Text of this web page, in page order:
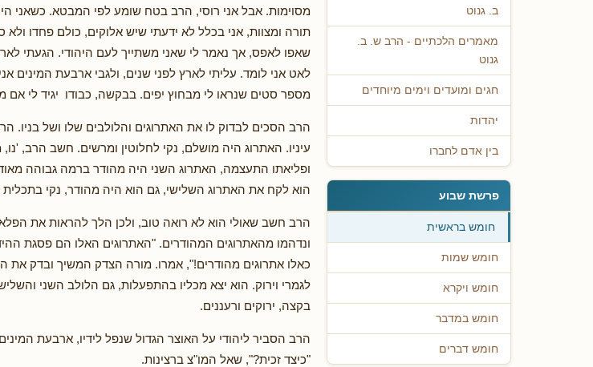
ב. גנוט
מאמרים הלכתיים - הרב ש. ב.
גנוט
חגים ומועדים וימים מיוחדים
יהדות
בין אדם לחברו
פרשת שבוע
חומש בראשית
חומש שמות
חומש ויקרא
חומש במדבר
חומש דברים
מסוימות. אבל אני רוסי, הרב בטח שומע לפי המבטא. כשאני
תורה ומצוות, אני בכלל לא ידעתי שיש אלוקים, כולם פחדו ולא
שאפו לאפס, אך נאמר לי שאני משתייך לעם היהודי. הגעתי
לאט אני לומד. עליתי לארץ לפני שנים, ולגבי ארבעת המינים
מספר סטים שנראו לי מבחוץ יפים. בבקשה, כבודו יגיד לי אם
הרב הסכים לבדוק לו את האתרוגים והלולבים שלו ושל בניו.
עיניו. האתרוג היה מושלם, נקי לחלוטין ומרשים. חשב הרב,
ופליאתו התעצמה, האתרוג השני היה מהודר ברמה גבוהה
הוא לקח את האתרוג השלישי, גם הוא היה מהודר, נקי בתכלית
הרב חשב שאולי הוא לא רואה טוב, ולכן הלך להראות את
ונדהמו מהאתרוגים המהודרים. "האתרוגים האלו הם פסגת
כאלו אתרוגים מהודרים!", אמרו. מורה הצדק המשיך ובדק את
לגמרי וירוק. הוא יצא מכליו בהתפעלות, גם הלולב השני
בקצה, ירוקים ורעננים.
הרב הסביר ליהודי על האוצר הגדול שנפל לידיו, ארבעת
"כיצד זכית?", שאל המו"צ ברצינות.